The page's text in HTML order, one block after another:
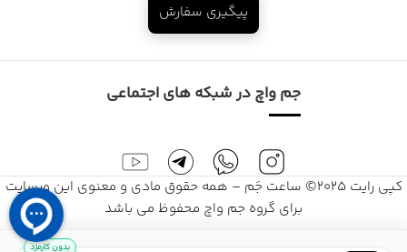
پیگیری سفارش
جم واچ در شبکه های اجتماعی
کپی رایت 2025© ساعت جَم – همه حقوق مادی و معنوی این وبسایت
برای گروه جم واچ محفوظ می باشد
بدون کارمزد